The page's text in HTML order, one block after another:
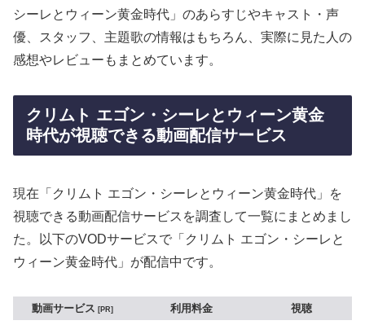
シーレとウィーン黄金時代」のあらすじやキャスト・声
優、スタッフ、主題歌の情報はもちろん、実際に見た人の
感想やレビューもまとめています。
クリムト エゴン・シーレとウィーン黄金
時代が視聴できる動画配信サービス
現在「クリムト エゴン・シーレとウィーン黄金時代」を
視聴できる動画配信サービスを調査して一覧にまとめまし
た。以下のVODサービスで「クリムト エゴン・シーレと
ウィーン黄金時代」が配信中です。
動画サービス PR 利用料金
視聴